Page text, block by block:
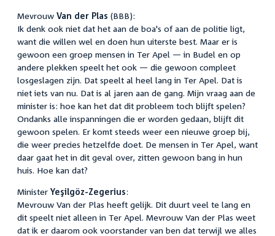
Mevrouw Van der Plas (BBB):
Ik denk ook niet dat het aan de boa's of aan de politie ligt,
want die willen wel en doen hun uiterste best. Maar er is
gewoon een groep mensen in Ter Apel — in Budel en op
andere plekken speelt het ook — die gewoon compleet
losgeslagen zijn. Dat speelt al heel lang in Ter Apel. Dat is
niet iets van nu. Dat is al jaren aan de gang. Mijn vraag aan de
minister is: hoe kan het dat dit probleem toch blijft spelen?
Ondanks alle inspanningen die er worden gedaan, blijft dit
gewoon spelen. Er komt steeds weer een nieuwe groep bij,
die weer precies hetzelfde doet. De mensen in Ter Apel, want
daar gaat het in dit geval over, zitten gewoon bang in hun
huis. Hoe kan dat?
Minister Yeşilgöz-Zegerius:
Mevrouw Van der Plas heeft gelijk. Dit duurt veel te lang en
dit speelt niet alleen in Ter Apel. Mevrouw Van der Plas weet
dat ik er daarom ook voorstander van ben dat terwijl we alles